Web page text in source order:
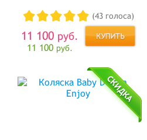
(43 голоса)
11 100 руб.
11 100 руб.